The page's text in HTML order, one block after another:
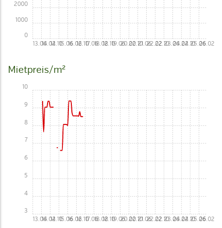
13.0614.0214.1015.0616.0216.1017.0618.0218.1019.0620.0220.1021.0622.0222.1023.0624.0224.1025.0626.02
0
1000
2000
Mietpreis/m²
13.0614.0214.1015.0616.0216.1017.0618.0218.1019.0620.0220.1021.0622.0222.1023.0624.0224.1025.0626.02
3
4
5
6
7
8
9
10